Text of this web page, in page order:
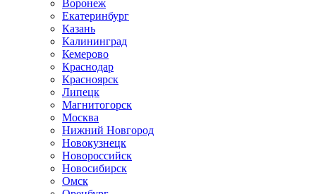
Воронеж
Екатеринбург
Казань
Калининград
Кемерово
Краснодар
Красноярск
Липецк
Магнитогорск
Москва
Нижний Новгород
Новокузнецк
Новороссийск
Новосибирск
Омск